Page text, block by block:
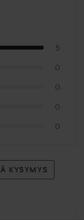
5
0
0
0
0
KYSYMYS